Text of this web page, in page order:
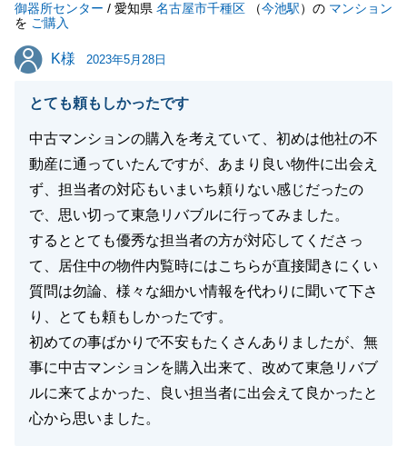
御器所センター / 愛知県 名古屋市千種区 （今池駅）の マンション
を ご購入
K様
K様 2023年5月28日
とても頼もしかったです
中古マンションの購入を考えていて、初めは他社の不
動産に通っていたんですが、あまり良い物件に出会え
ず、担当者の対応もいまいち頼りない感じだったの
で、思い切って東急リバブルに行ってみました。
するととても優秀な担当者の方が対応してくださっ
て、居住中の物件内覧時にはこちらが直接聞きにくい
質問は勿論、様々な細かい情報を代わりに聞いて下さ
り、とても頼もしかったです。
初めての事ばかりで不安もたくさんありましたが、無
事に中古マンションを購入出来て、改めて東急リバブ
ルに来てよかった、良い担当者に出会えて良かったと
心から思いました。